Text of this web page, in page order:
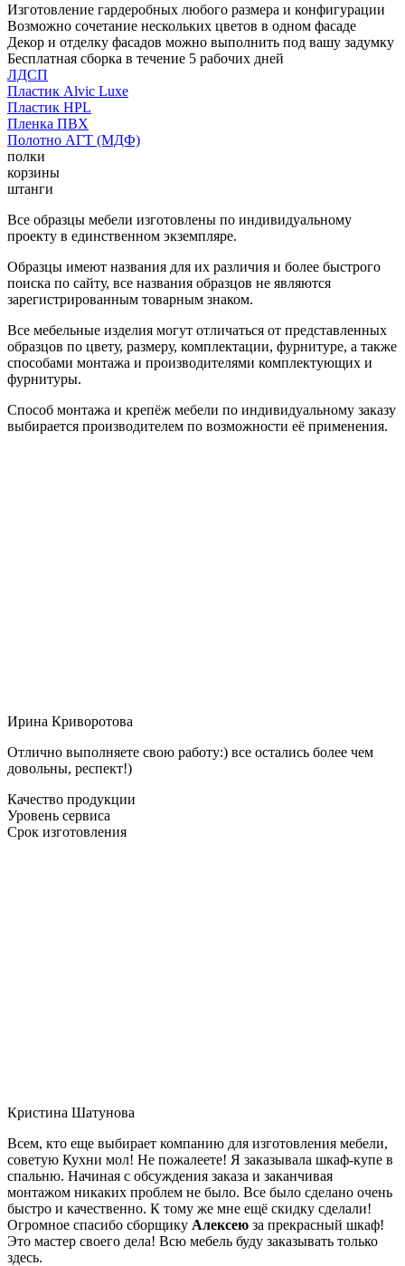
Изготовление гардеробных любого размера и конфигурации
Возможно сочетание нескольких цветов в одном фасаде
Декор и отделку фасадов можно выполнить под вашу задумку
Бесплатная сборка в течение 5 рабочих дней
ЛДСП
Пластик Alvic Luxe
Пластик HPL
Пленка ПВХ
Полотно АГТ (МДФ)
полки
корзины
штанги
Все образцы мебели изготовлены по индивидуальному
проекту в единственном экземпляре.
Образцы имеют названия для их различия и более быстрого
поиска по сайту, все названия образцов не являются
зарегистрированным товарным знаком.
Все мебельные изделия могут отличаться от представленных
образцов по цвету, размеру, комплектации, фурнитуре, а также
способами монтажа и производителями комплектующих и
фурнитуры.
Способ монтажа и крепёж мебели по индивидуальному заказу
выбирается производителем по возможности её применения.
Ирина Криворотова
Отлично выполняете свою работу:) все остались более чем
довольны, респект!)
Качество продукции
Уровень сервиса
Срок изготовления
Кристина Шатунова
Всем, кто еще выбирает компанию для изготовления мебели,
советую Кухни мол! Не пожалеете! Я заказывала шкаф-купе в
спальню. Начиная с обсуждения заказа и заканчивая
монтажом никаких проблем не было. Все было сделано очень
быстро и качественно. К тому же мне ещё скидку сделали!
Огромное спасибо сборщику Алексею за прекрасный шкаф!
Это мастер своего дела! Всю мебель буду заказывать только
здесь.